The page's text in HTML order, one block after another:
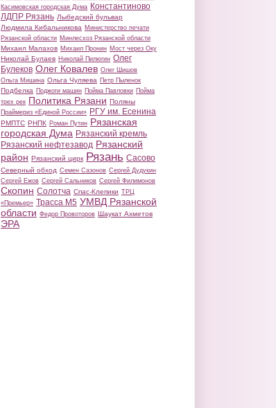
Касимовская городская Дума Константиново
ЛДПР Рязань Лыбедский бульвар
Людмила Кибальникова Министерство печати
Рязанской области Минлесхоз Рязанской области
Михаил Малахов Михаил Пронин Мост через Оку
Николай Булаев Николай Пилюгин Олег
Булеков Олег Ковалев Олег Шишов
Ольга Мишина Ольга Чуляева Петр Пыленок
Подбелка Поджоги машин Пойма Павловки Пойма
трех рек Политика Рязани Поляны
Праймериз «Единой России» РГУ им. Есенина
РМПТС РНПК Роман Путин Рязанская
городская Дума Рязанский кремль
Рязанский нефтезавод Рязанский
район Рязанский цирк Рязань Сасово
Северный обход Семен Сазонов Сергей Дудукин
Сергей Ежов Сергей Сальников Сергей Филимонов
Скопин Солотча Спас-Клепики ТРЦ
«Премьер» Трасса М5 УМВД Рязанской
области Федор Провоторов Шаукат Ахметов
ЭРА